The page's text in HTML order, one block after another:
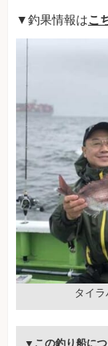
▼釣果情報はこ
タイ
▼この釣り船につ